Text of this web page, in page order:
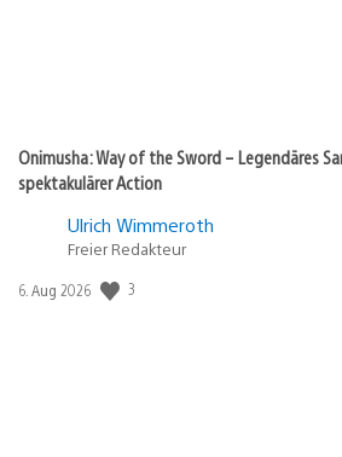
Onimusha: Way of the Sword – Legendäres
spektakulärer Action
Ulrich Wimmeroth
Freier Redakteur
Veröffentlichungsdatum:
6. Aug 2026 3